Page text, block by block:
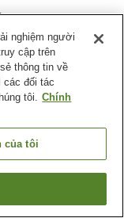
Busanjin-gu
nghiệm người
cập trên
thông tin về
các đối tác
tôi. Chính
của tôi